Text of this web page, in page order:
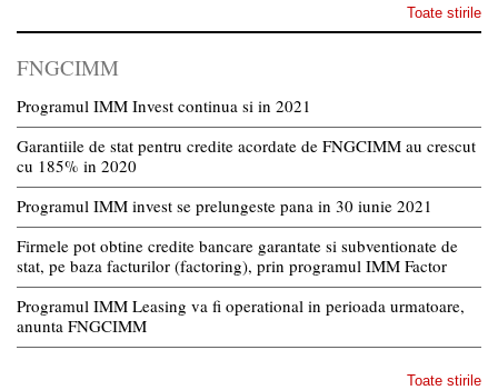
Toate stirile
FNGCIMM
Programul IMM Invest continua si in 2021
Garantiile de stat pentru credite acordate de FNGCIMM au crescut
cu 185% in 2020
Programul IMM invest se prelungeste pana in 30 iunie 2021
Firmele pot obtine credite bancare garantate si subventionate de
stat, pe baza facturilor (factoring), prin programul IMM Factor
Programul IMM Leasing va fi operational in perioada urmatoare,
anunta FNGCIMM
Toate stirile